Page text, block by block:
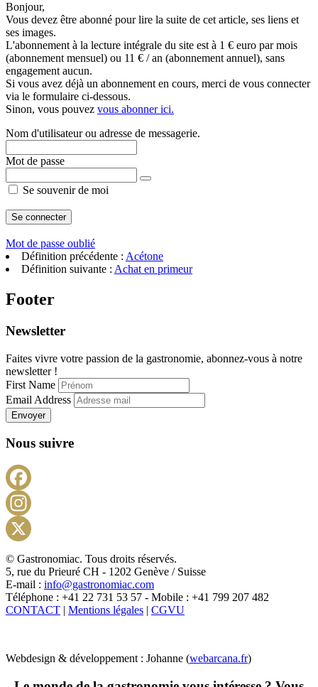
Bonjour,
Vous devez être abonné pour lire la suite de cet article, ses liens et
ses images.
L'abonnement à la lecture intégrale du site est à 1 € euro par mois
(abonnement mensuel) ou 11 € / an (abonnement annuel), sans
engagement aucun.
Si vous avez déjà un abonnement en cours, merci de vous connecter
via le formulaire ci-dessous.
Sinon, vous pouvez vous abonner ici.
Nom d'utilisateur ou adresse de messagerie.
Mot de passe
Se souvenir de moi
Mot de passe oublié
Définition précédente : Acétone
Définition suivante : Achat en primeur
Footer
Newsletter
Faites vivre votre passion de la gastronomie, abonnez-vous à notre
newsletter !
First Name
Email Address
Envoyer
Nous suivre
X
© Gastronomiac. Tous droits réservés.
5, rue du Prieuré CH - 1202 Genève / Suisse
E-mail : info@gastronomiac.com
Téléphone : +41 22 731 53 57 - Mobile : +41 799 207 482
CONTACT | Mentions légales | CGVU
Webdesign & développement : Johanne (webarcana.fr)